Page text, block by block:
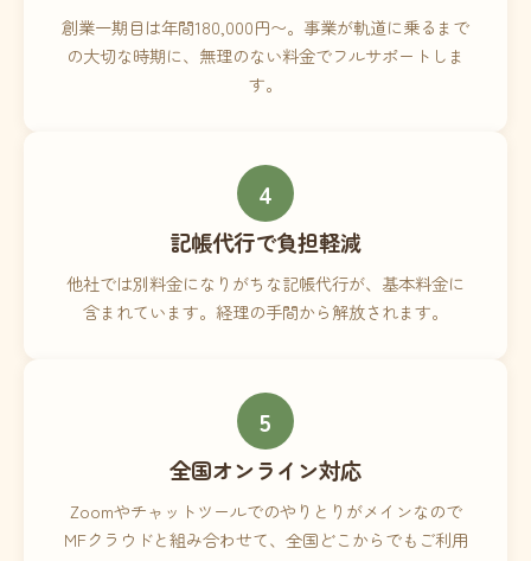
創業一期目は年間180,000円〜。事業が軌道に乗るまで
の大切な時期に、無理のない料金でフルサポートしま
す。
4
記帳代行で負担軽減
他社では別料金になりがちな記帳代行が、基本料金に
含まれています。経理の手間から解放されます。
5
全国オンライン対応
Zoomやチャットツールでのやりとりがメインなので
MFクラウドと組み合わせて、全国どこからでもご利用